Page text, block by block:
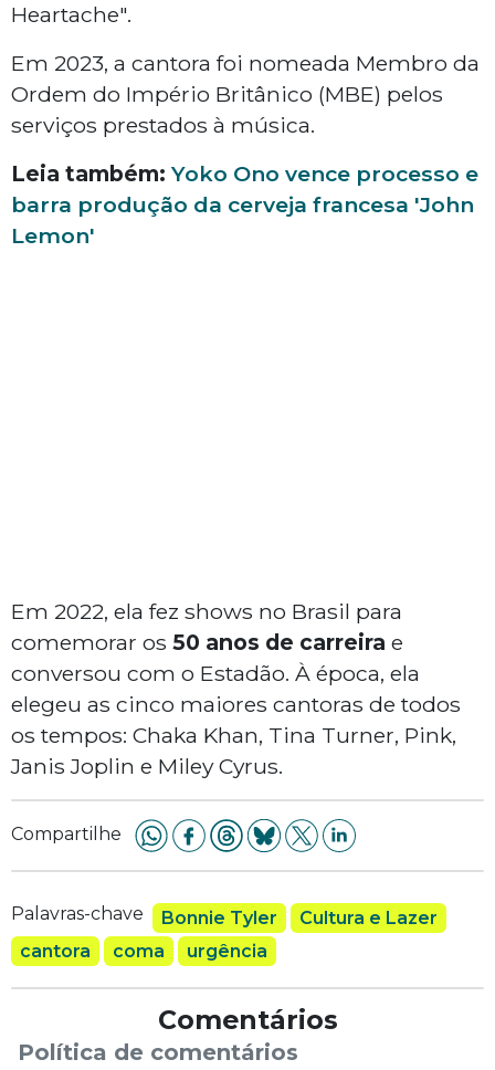
Heartache".
Em 2023, a cantora foi nomeada Membro da
Ordem do Império Britânico (MBE) pelos
serviços prestados à música.
Leia também: Yoko Ono vence processo e
barra produção da cerveja francesa 'John
Lemon'
Em 2022, ela fez shows no Brasil para
comemorar os 50 anos de carreira e
conversou com o Estadão. À época, ela
elegeu as cinco maiores cantoras de todos
os tempos: Chaka Khan, Tina Turner, Pink,
Janis Joplin e Miley Cyrus.
Compartilhe
Palavras-chave Bonnie Tyler
Cultura e Lazer
cantora
coma urgência
Comentários
Política de comentários